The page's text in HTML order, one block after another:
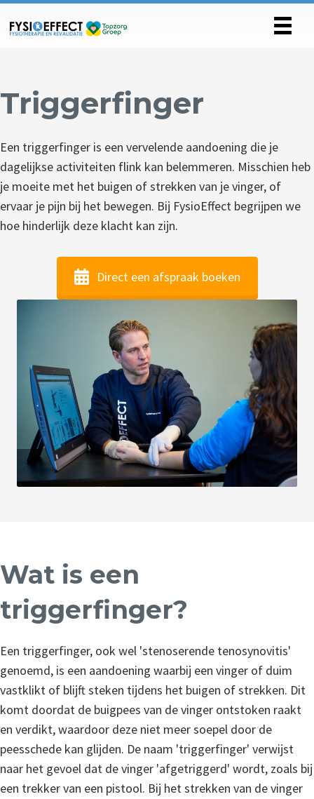
Triggerfinger
Een triggerfinger is een vervelende aandoening die je
dagelijkse activiteiten flink kan belemmeren. Misschien heb
je moeite met het buigen of strekken van je vinger, of
ervaar je pijn bij het bewegen. Bij FysioEffect begrijpen we
hoe hinderlijk deze klacht kan zijn.
Direct een afspraak boeken
Wat is een
triggerfinger?
Een triggerfinger, ook wel 'stenoserende tenosynovitis'
genoemd, is een aandoening waarbij een vinger of duim
vastklikt of blijft steken tijdens het buigen of strekken. Dit
komt doordat de buigpees van de vinger ontstoken raakt
en verdikt, waardoor deze niet meer soepel door de
peesschede kan glijden. De naam 'triggerfinger' verwijst
naar het gevoel dat de vinger 'afgetriggerd' wordt, zoals bij
een trekker van een pistool. Bij het strekken van de vinger